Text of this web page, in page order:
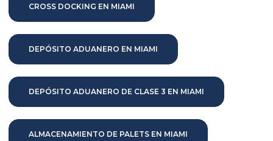
CROSS DOCKING EN MIAMI
DEPÓSITO ADUANERO EN MIAMI
DEPÓSITO ADUANERO DE CLASE 3 EN MIAMI
ALMACENAMIENTO DE PALETS EN MIAMI